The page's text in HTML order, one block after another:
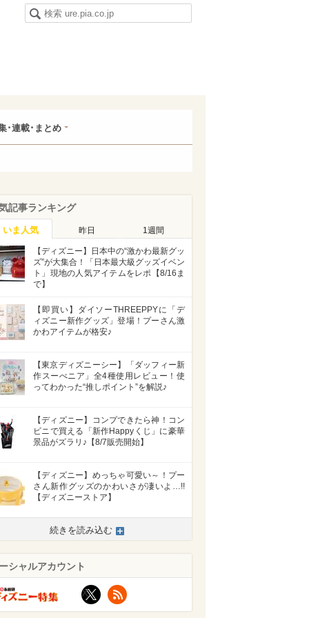
･連載･まとめ
記事ランキング
いま人気 昨日 1週間
【ディズニー】日本中の“激かわ最新グッ
ズ”が大集合！「日本最大級グッズイベン
ト」現地の人気アイテムをレポ【8/16ま
で】
【即買い】ダイソーTHREEPPYに「デ
ィズニー新作グッズ」登場！プーさん激
かわアイテムが格安♪
【東京ディズニーシー】「ダッフィー新
作スーべニア」全4種使用レビュー！使
ってわかった“推しポイント”を解説♪
【ディズニー】コンプできたら神！コン
ビニで買える「新作Happyくじ」に豪華
景品がズラリ♪【8/7販売開始】
【ディズニー】めっちゃ可愛い～！プー
さん新作グッズのかわいさが凄いよ…!!
【ディズニーストア】
続きを読み込む
シャルアカウント
X